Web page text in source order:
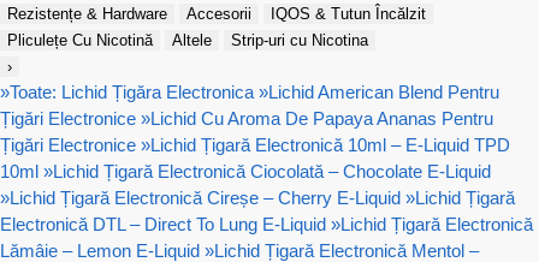
Rezistențe & Hardware
Accesorii
IQOS & Tutun Încălzit
Pliculețe Cu Nicotină
Altele
Strip-uri cu Nicotina
›
»Toate: Lichid Țigăra Electronica »Lichid American Blend Pentru
Țigări Electronice »Lichid Cu Aroma De Papaya Ananas Pentru
Țigări Electronice »Lichid Țigară Electronică 10ml – E-Liquid TPD
10ml »Lichid Țigară Electronică Ciocolată – Chocolate E-Liquid
»Lichid Țigară Electronică Cireșe – Cherry E-Liquid »Lichid Țigară
Electronică DTL – Direct To Lung E-Liquid »Lichid Țigară Electronică
Lămâie – Lemon E-Liquid »Lichid Țigară Electronică Mentol –